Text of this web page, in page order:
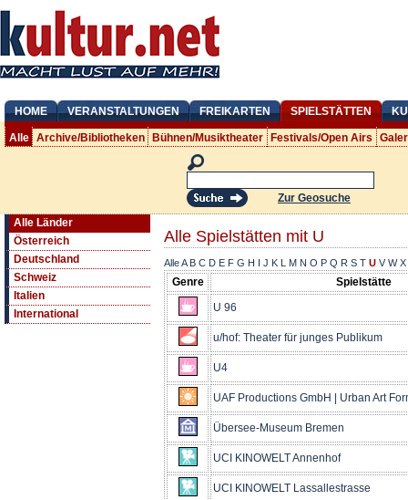
HOME VERANSTALTUNGEN FREIKARTEN SPIELSTÄTTEN
Alle Archive/Bibliotheken Bühnen/Musiktheater Festivals/Open Airs
Zur Geosuche
Alle Länder
Österreich
Deutschland
Schweiz
Italien
International
Alle Spielstätten mit U
AlleA B C D E F G H I J K L M N O P Q R S T U V W X
Genre
Spielstätte
U 96
u/hof: Theater für junges Publikum
U4
UAF Productions GmbH | Urban Art
Übersee-Museum Bremen
UCI KINOWELT Annenhof
UCI KINOWELT Lassallestrasse